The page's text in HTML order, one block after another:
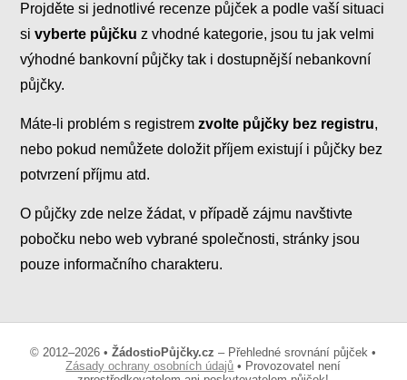
Projděte si jednotlivé recenze půjček a podle vaší situaci
sivyberte půjčku z vhodné kategorie, jsou tu jak velmi
výhodné bankovní půjčky tak i dostupnější nebankovní
půjčky.
Máte-li problém s registremzvolte půjčky bez registru,
nebo pokud nemůžete doložit příjem existují i půjčky bez
potvrzení příjmu atd.
O půjčky zde nelze žádat, v případě zájmu navštivte
pobočku nebo web vybrané společnosti, stránky jsou
pouze informačního charakteru.
© 2012–2026 •ŽádostioPůjčky.cz – Přehledné srovnání půjček •
Zásady ochrany osobních údajů • Provozovatel není